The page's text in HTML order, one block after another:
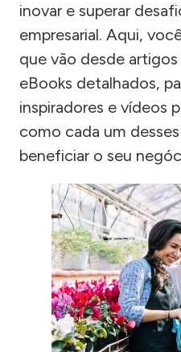
inovar e superar
empresarial. Aqui,
que vão desde
eBooks detalhados,
inspiradores e vídeos
como cada um
beneficiar o seu